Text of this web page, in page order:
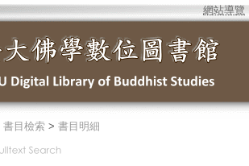
網站導覽
書目檢索 > 書目明細